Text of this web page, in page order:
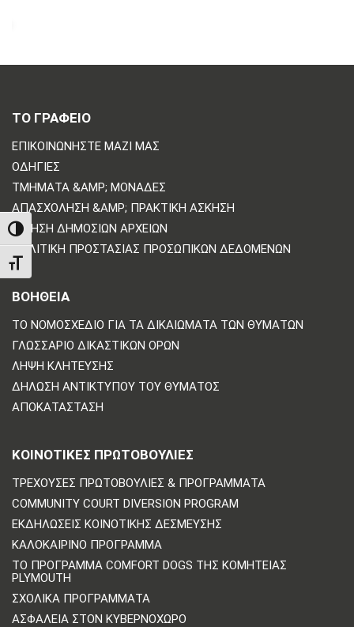
TOGGLE HIGH CONTRAST
TOGGLE FONT SIZE
ΤΟ ΓΡΑΦΕΙΟ
ΕΠΙΚΟΙΝΩΝΗΣΤΕ ΜΑΖΙ ΜΑΣ
ΟΔΗΓΊΕΣ
ΤΜΉΜΑΤΑ &AMP; ΜΟΝΆΔΕΣ
ΑΠΑΣΧΌΛΗΣΗ &AMP; ΠΡΑΚΤΙΚΉ ΆΣΚΗΣΗ
ΑΊΤΗΣΗ ΔΗΜΌΣΙΩΝ ΑΡΧΕΊΩΝ
ΠΟΛΙΤΙΚΗ ΠΡΟΣΤΑΣΙΑΣ ΠΡΟΣΩΠΙΚΩΝ ΔΕΔΟΜΕΝΩΝ
ΒΟΗΘΕΙΑ
ΤΟ ΝΟΜΟΣΧΈΔΙΟ ΓΙΑ ΤΑ ΔΙΚΑΙΏΜΑΤΑ ΤΩΝ ΘΥΜΆΤΩΝ
ΓΛΩΣΣΆΡΙΟ ΔΙΚΑΣΤΙΚΏΝ ΌΡΩΝ
ΛΉΨΗ ΚΛΉΤΕΥΣΗΣ
ΔΉΛΩΣΗ ΑΝΤΙΚΤΎΠΟΥ ΤΟΥ ΘΎΜΑΤΟΣ
ΑΠΟΚΑΤΆΣΤΑΣΗ
ΚΟΙΝΟΤΙΚΈΣ ΠΡΩΤΟΒΟΥΛΊΕΣ
ΤΡΈΧΟΥΣΕΣ ΠΡΩΤΟΒΟΥΛΊΕΣ & ΠΡΟΓΡΆΜΜΑΤΑ
COMMUNITY COURT DIVERSION PROGRAM
ΕΚΔΗΛΏΣΕΙΣ ΚΟΙΝΟΤΙΚΉΣ ΔΈΣΜΕΥΣΗΣ
ΚΑΛΟΚΑΙΡΙΝΌ ΠΡΌΓΡΑΜΜΑ
ΤΟ ΠΡΌΓΡΑΜΜΑ COMFORT DOGS ΤΗΣ ΚΟΜΗΤΕΊΑΣ
PLYMOUTH
ΣΧΟΛΙΚΆ ΠΡΟΓΡΆΜΜΑΤΑ
ΑΣΦΆΛΕΙΑ ΣΤΟΝ ΚΥΒΕΡΝΟΧΏΡΟ